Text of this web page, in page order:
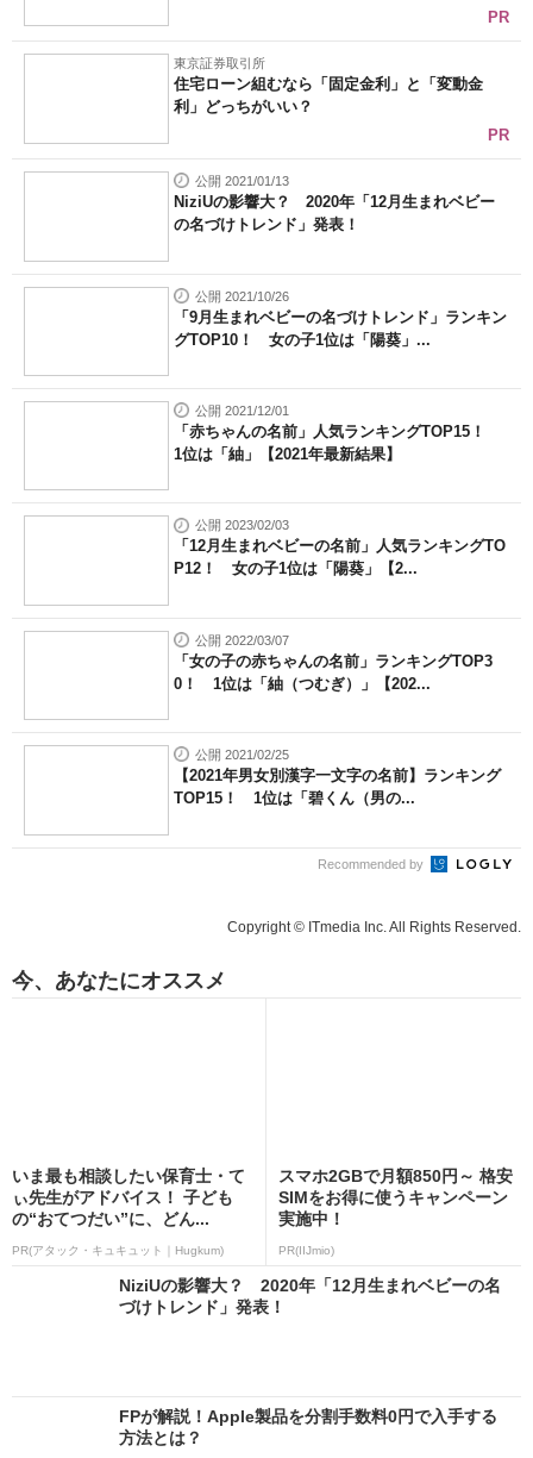
PR
東京証券取引所
住宅ローン組むなら「固定金利」と「変動金
利」どっちがいい？
PR
公開 2021/01/13
NiziUの影響大？ 2020年「12月生まれベビー
の名づけトレンド」発表！
公開 2021/10/26
「9月生まれベビーの名づけトレンド」ランキン
グTOP10！ 女の子1位は「陽葵」...
公開 2021/12/01
「赤ちゃんの名前」人気ランキングTOP15！
1位は「紬」【2021年最新結果】
公開 2023/02/03
「12月生まれベビーの名前」人気ランキングTO
P12！ 女の子1位は「陽葵」【2...
公開 2022/03/07
「女の子の赤ちゃんの名前」ランキングTOP3
0！ 1位は「紬（つむぎ）」【202...
公開 2021/02/25
【2021年男女別漢字一文字の名前】ランキング
TOP15！ 1位は「碧くん（男の...
Recommended by
Copyright © ITmedia Inc. All Rights Reserved.
今、あなたにオススメ
いま最も相談したい保育士・て
ぃ先生がアドバイス！ 子ども
の“おてつだい”に、どん...
PR(アタック・キュキュット｜Hugkum)
スマホ2GBで月額850円～ 格安
SIMをお得に使うキャンペーン
実施中！
PR(IIJmio)
NiziUの影響大？ 2020年「12月生まれベビーの名
づけトレンド」発表！
FPが解説！Apple製品を分割手数料0円で入手する
方法とは？